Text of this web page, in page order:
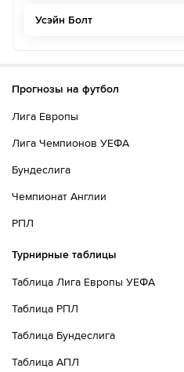
Усэйн Болт
Прогнозы на футбол
Лига Европы
Лига Чемпионов УЕФА
Бундеслига
Чемпионат Англии
РПЛ
Турнирные таблицы
Таблица Лига Европы УЕФА
Таблица РПЛ
Таблица Бундеслига
Таблица АПЛ